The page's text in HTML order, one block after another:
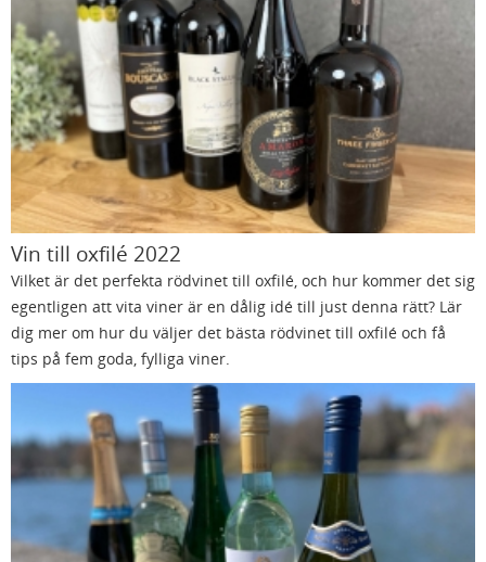
Vin till oxfilé 2022
Vilket är det perfekta rödvinet till oxfilé, och hur kommer det sig
egentligen att vita viner är en dålig idé till just denna rätt? Lär
dig mer om hur du väljer det bästa rödvinet till oxfilé och få
tips på fem goda, fylliga viner.